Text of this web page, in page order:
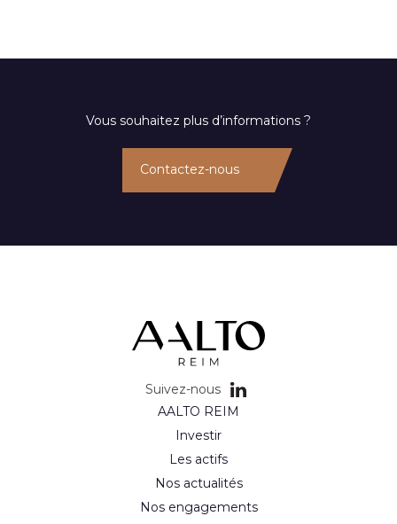
Vous souhaitez plus d’informations ?
Contactez-nous
Suivez-nous
AALTO REIM
Investir
Les actifs
Nos actualités
Nos engagements